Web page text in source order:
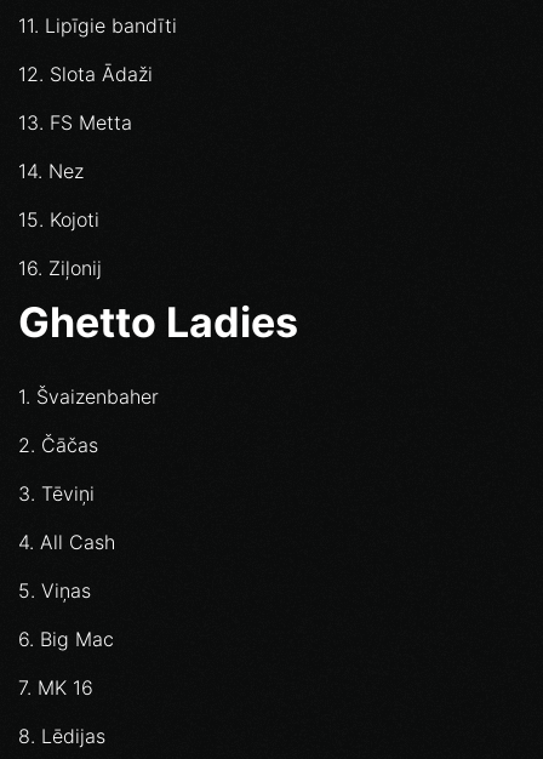
11. Lipīgie bandīti
12. Slota Ādaži
13. FS Metta
14. Nez
15. Kojoti
16. Ziļonij
Ghetto Ladies
1. Švaizenbaher
2. Čāčas
3. Tēviņi
4. All Cash
5. Viņas
6. Big Mac
7. MK 16
8. Lēdijas